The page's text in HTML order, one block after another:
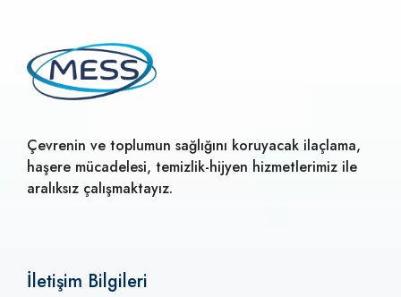
Çevrenin ve toplumun sağlığını koruyacak ilaçlama,
haşere mücadelesi, temizlik-hijyen hizmetlerimiz ile
aralıksız çalışmaktayız.
İletişim Bilgileri